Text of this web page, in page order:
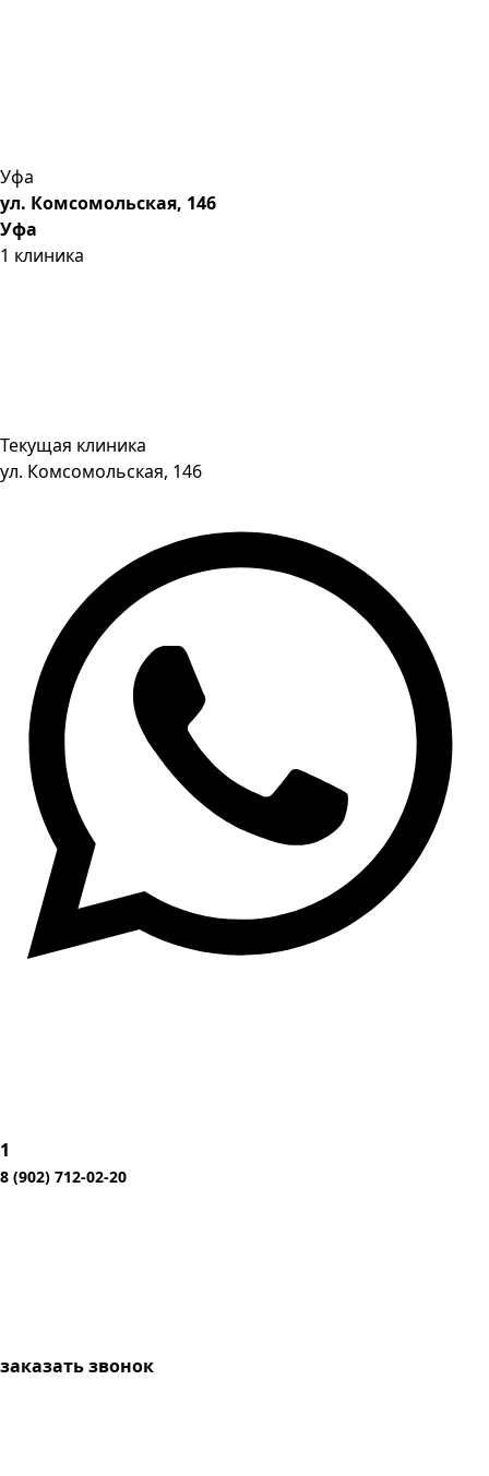
Уфа
ул. Комсомольская, 146
Уфа
1 клиника
Текущая клиника
ул. Комсомольская, 146
1
8 (902) 712-02-20
заказать звонок